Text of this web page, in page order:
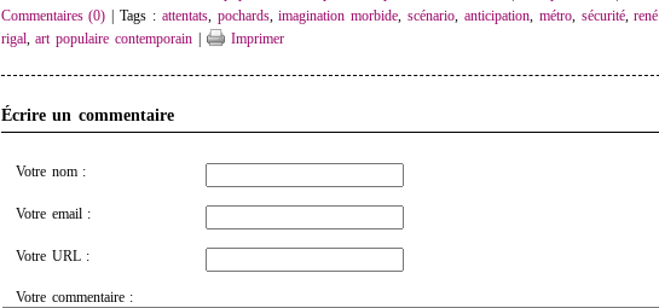
Commentaires (0) | Tags : attentats, pochards,imagination morbide,scénario, anticipation, métro, sécurité,rené
rigal,art populaire contemporain Imprimer
Écrire un commentaire
Votre nom :
Votre email :
Votre URL :
Votre commentaire :